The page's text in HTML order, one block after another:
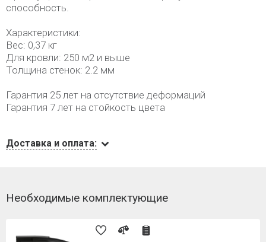
способность.
Характеристики:
Вес: 0,37 кг
Для кровли: 250 м2 и выше
Толщина стенок: 2.2 мм
Гарантия 25 лет на отсутствие деформаций
Гарантия 7 лет на стойкость цвета
Доставка и оплата:
Необходимые комплектующие